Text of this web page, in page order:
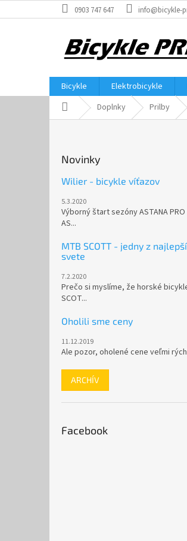
na
0903 747 647 info@bicykle-
Bicykle Elektrobicykle
DomovDoplnky Prilby
Novinky
Wilier - bicykle víťazov
5.3.2020
Výborný štart sezóny ASTANA
AS...
MTB SCOTT - jedny z
svete
7.2.2020
Prečo si myslíme, že horské
SCOT...
Oholili sme ceny
11.12.2019
Ale pozor, oholené cene veľmi
ARCHÍV
Facebook